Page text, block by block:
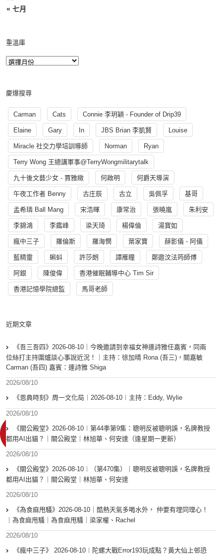
« 七月
重溫庫
慶爆搜尋
Carman Cats Connie 李玥穎 - Founder of Drip39
Elaine Gary In JBS Brian 李凱賢 Louise
Miracle 社交力學培訓導師 Norman Ryan
Terry Wong 王總講軍事@TerryWongmilitarytalk
九十後文藝少女 - 賈雅緻 何啟明 何爵天導演
午夜工作者 Benny 古庄辰 古立 吳佩孚 基哥
孟希璘 Ball Mang 宋浩暉 康常治 張曉嵐 朱利安
李錦鴻 李鑑峰 梁天琦 楊偉倫 湯寳如
瘋中三子 羅倫斯 羅海憫 葉家寶 薛影儀 - 阿儀
藍精靈 蝌蚪 許莎朗 譚雁瞳 鄭遨汶法筠師傅
阿銀 陳俊偉 香港催眠輔導中心 Tim Sir
香港記憶學院總監 馬哥老師
近期文章
《吾三吾四》2026-08-10｜今晚邀請到幸福女神連詩雅任嘉賓，同兩
位絲打主持圍爐談心事說近況！｜主持：徐加晴 Rona (吾三)，關嘉敏
Carman (吾四) 嘉賓：連詩雅 Shiga
2026/08/10
《恩典時刻》周一文化局︱2026-08-10︱主持：Eddy, Wylie
2026/08/10
《關公殿堂》2026-08-10︱第44季第9集：聰明反被聰明誤，名牌教授
都用AI出貓？｜關公殿堂｜林旭華、何安達（逢星期一更新）
2026/08/10
《關公殿堂》2026-08-10︱（第470集）｜聰明反被聰明誤，名牌教授
都用AI出貓？｜關公殿堂｜林旭華、何安達
2026/08/10
《為食麻甩騷》2026-08-10｜酷熱天氣多喝水外， 仲要有埋同理心！
｜為食麻甩騷｜為食麻甩騷｜梁家權、Rachel
2026/08/10
《瘋中三子》 2026-08-10︱陀螺大戰Error193玩成點？黃大仙上邨恐